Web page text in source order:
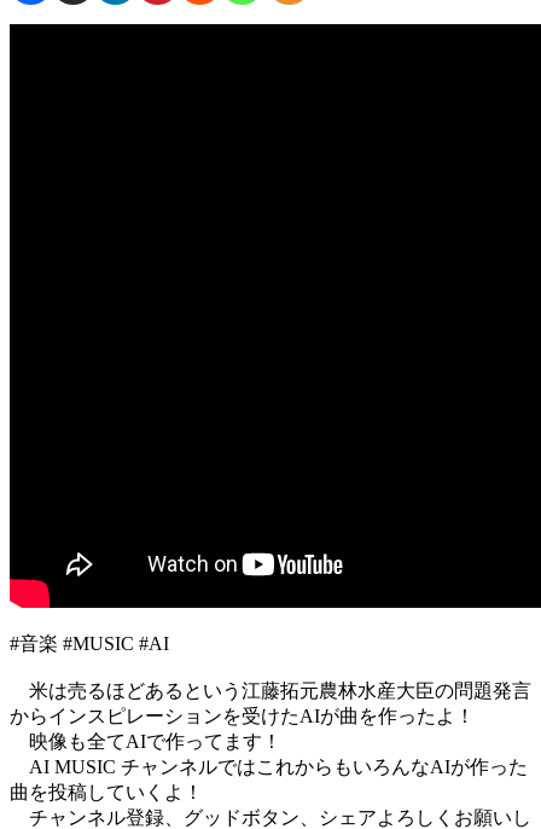
#音楽 #MUSIC #AI
米は売るほどあるという江藤拓元農林水産大臣の問題発言
からインスピレーションを受けたAIが曲を作ったよ！
映像も全てAIで作ってます！
AI MUSIC チャンネルではこれからもいろんなAIが作った
曲を投稿していくよ！
チャンネル登録、グッドボタン、シェアよろしくお願いし